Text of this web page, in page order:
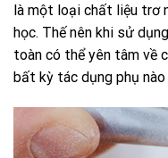
là một loại chất liệu trơ
học. Thế nên khi sử
toàn có thể yên tâm về
bất kỳ tác dụng phụ